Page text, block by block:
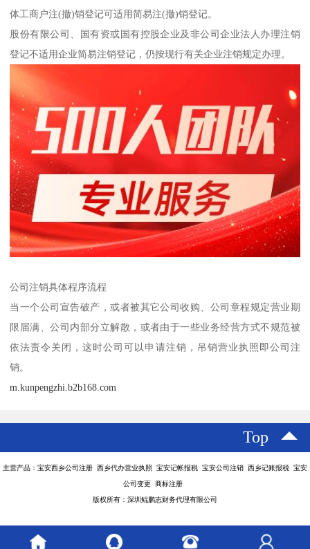
体工商户注(撤)销登记可适用简易注(撤)销登记。
股份有限公司、国有资或国有控股企业及非公司企业法人办理注销
登记不适用企业简易注销登记，仍按现行有关企业注销规定办理。
公司注销具体程序流程
当一个公司宣告破产，或者被其它公司收购、公司章程规定营业期
限届满、公司内部分立解散，或者由于一些业务经营方式不规范被
依法责令关闭，这时公司可以申请注销，吊销营业执照即公司注
销。
m.kunpengzhi.b2b168.com
Top
主营产品：宝安西乡公司注册 西乡代办营业执照 宝安记帐报税 宝安公司注销 西乡记账报税 宝安
公司变更 商标注册
版权所有：深圳鲲鹏志财务代理有限公司